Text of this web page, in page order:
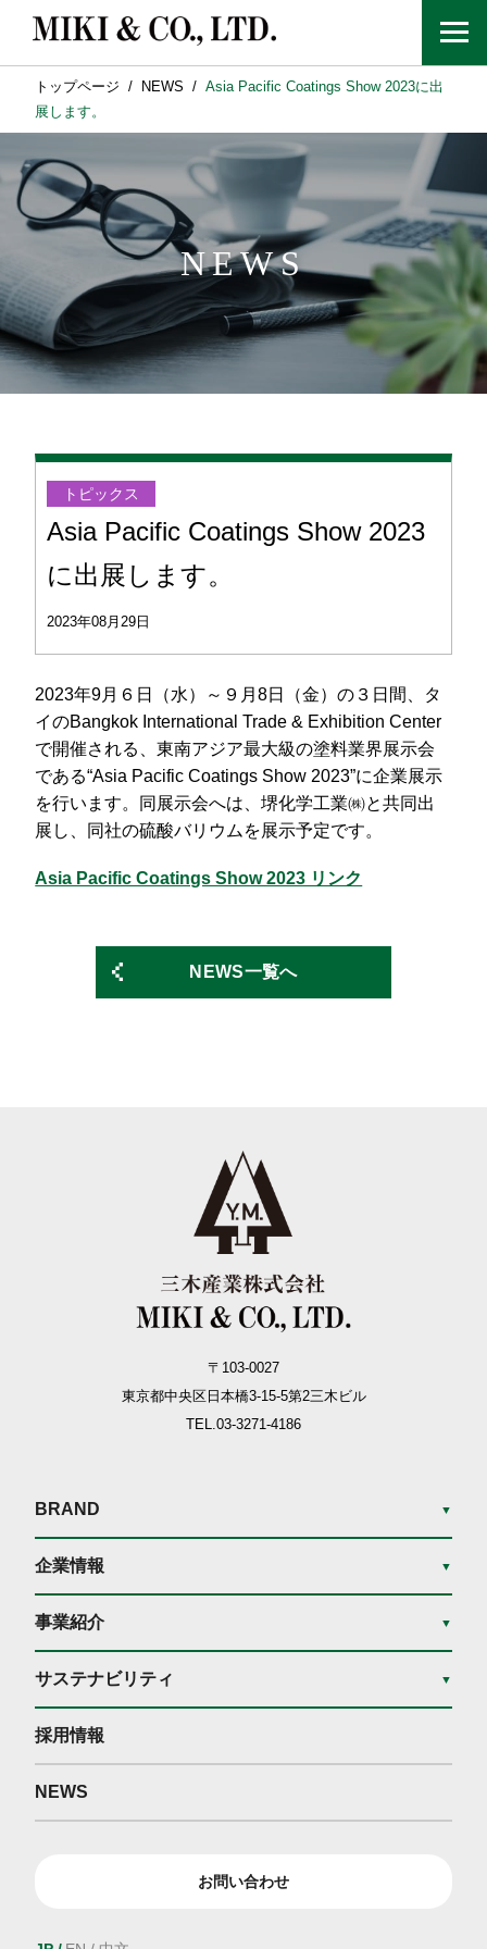
トップページ NEWS
Asia Pacific Coatings Show 2023に出
展します。
NEWS
トピックス
Asia Pacific Coatings Show 2023
に出展します。
2023年08月29日
2023年9月６日（水）～９月8日（金）の３日間、タ
イのBangkok International Trade & Exhibition Center
で開催される、東南アジア最大級の塗料業界展示会
である“Asia Pacific Coatings Show 2023”に企業展示
を行います。同展示会へは、堺化学工業㈱と共同出
展し、同社の硫酸バリウムを展示予定です。
Asia Pacific Coatings Show 2023 リンク
NEWS一覧へ
〒103-0027
東京都中央区日本橋3-15-5第2三木ビル
TEL.03-3271-4186
BRAND ▼
企業情報 ▼
事業紹介 ▼
サステナビリティ ▼
採用情報
NEWS
お問い合わせ